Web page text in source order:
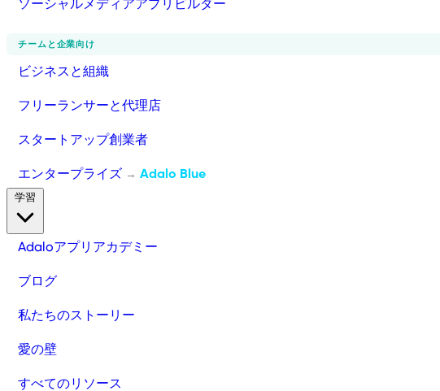
ソーシャルメディアアプリビルダー
チームと企業向け
ビジネスと組織
フリーランサーと代理店
スタートアップ創業者
エンタープライズ → Adalo Blue
Adaloアプリアカデミー
ブログ
私たちのストーリー
愛の壁
すべてのリソース